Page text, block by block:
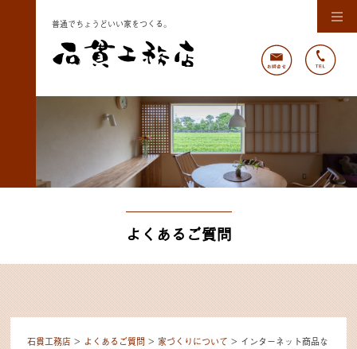
普通でちょうどいい家をつくる。
よくあるご質問
石貫工務店 > よくあるご質問 >家づくりについて > インターネット商品な